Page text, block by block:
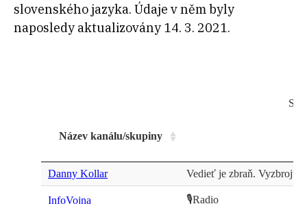
slovenského jazyka. Údaje v něm byly
naposledy aktualizovány 14. 3. 2021.